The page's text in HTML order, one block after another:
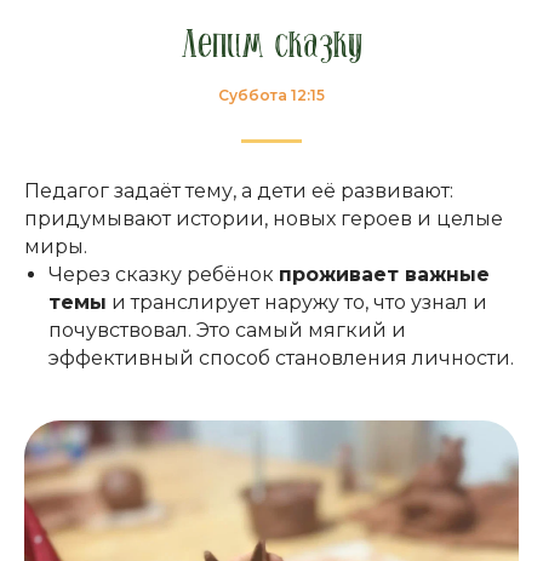
Лепим сказку
Суббота 12:15
Педагог задаёт тему, а дети её развивают:
придумывают истории, новых героев и целые
миры.
Через сказку ребёнок проживает важные
темы и транслирует наружу то, что узнал и
почувствовал. Это самый мягкий и
эффективный способ становления личности.